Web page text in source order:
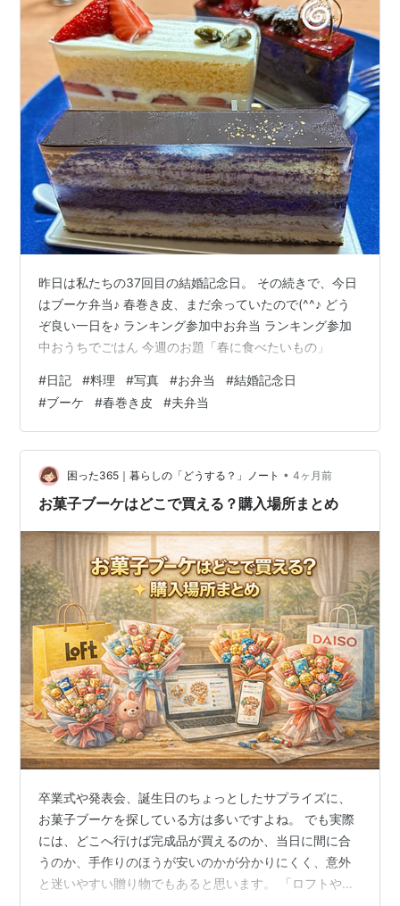
昨日は私たちの37回目の結婚記念日。 その続きで、今日
はブーケ弁当♪ 春巻き皮、まだ余っていたので(^^♪ どう
ぞ良い一日を♪ ランキング参加中お弁当 ランキング参加
中おうちでごはん 今週のお題「春に食べたいもの」
#日記 #料理 #写真 #お弁当 #結婚記念日
#ブーケ #春巻き皮 #夫弁当
困った365｜暮らしの「どうする？」ノート • 4ヶ月前
お菓子ブーケはどこで買える？購入場所まとめ
卒業式や発表会、誕生日のちょっとしたサプライズに、
お菓子ブーケを探している方は多いですよね。 でも実際
には、どこへ行けば完成品が買えるのか、当日に間に合
うのか、手作りのほうが安いのかが分かりにくく、意外
と迷いやすい贈り物でもあると思います。 「ロフトやド